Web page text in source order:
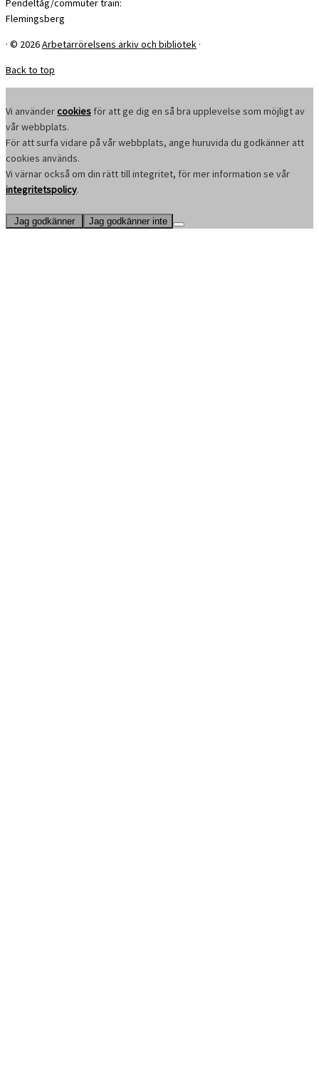
Pendeltåg/commuter train:
Flemingsberg
· © 2026Arbetarrörelsens arkiv och bibliotek ·
Back to top
Vi användercookies för att ge dig en så bra upplevelse som möjligt av
vår webbplats.
För att surfa vidare på vår webbplats, ange huruvida du godkänner att
cookies används.
Vi värnar också om din rätt till integritet, för mer information se vår
integritetspolicy.
Jag godkänner Jag godkänner inte